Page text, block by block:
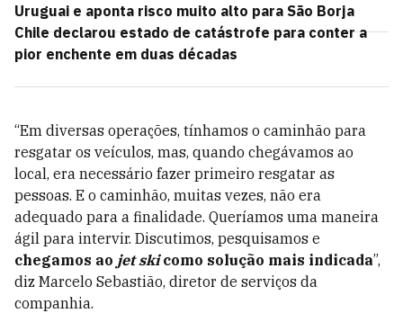
Uruguai e aponta risco muito alto para São Borja
Chile declarou estado de catástrofe para conter a
pior enchente em duas décadas
“Em diversas operações, tínhamos o caminhão para
resgatar os veículos, mas, quando chegávamos ao
local, era necessário fazer primeiro resgatar as
pessoas. E o caminhão, muitas vezes, não era
adequado para a finalidade. Queríamos uma maneira
ágil para intervir. Discutimos, pesquisamos e
chegamos ao jet skicomo solução mais indicada”,
diz Marcelo Sebastião, diretor de serviços da
companhia.